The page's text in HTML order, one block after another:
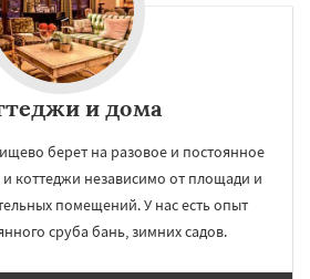
и дома
берет на разовое и постоянное
коттеджи независимо от площади и
помещений. У нас есть опыт
сруба бань, зимних садов.